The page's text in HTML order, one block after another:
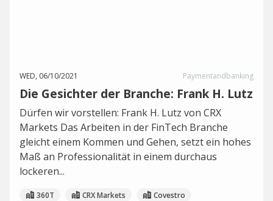
WED, 06/10/2021 Paymentandbanking
Die Gesichter der Branche: Frank H. Lutz
Dürfen wir vorstellen: Frank H. Lutz von CRX
Markets Das Arbeiten in der FinTech Branche
gleicht einem Kommen und Gehen, setzt ein hohes
Maß an Professionalität in einem durchaus
lockeren...
360T CRX Markets Covestro